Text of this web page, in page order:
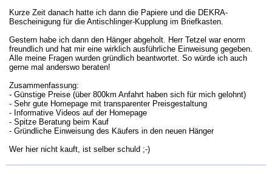
Kurze Zeit danach hatte ich dann die Papiere und die DEKRA-
Bescheinigung für die Antischlinger-Kupplung im Briefkasten.
Gestern habe ich dann den Hänger abgeholt. Herr Tetzel war enorm
freundlich und hat mir eine wirklich ausführliche Einweisung gegeben.
Alle meine Fragen wurden gründlich beantwortet. So würde ich auch
gerne mal anderswo beraten!
Zusammenfassung:
- Günstige Preise (über 800km Anfahrt haben sich für mich gelohnt)
- Sehr gute Homepage mit transparenter Preisgestaltung
- Informative Videos auf der Homepage
- Spitze Beratung beim Kauf
- Gründliche Einweisung des Käufers in den neuen Hänger
Wer hier nicht kauft, ist selber schuld ;-)